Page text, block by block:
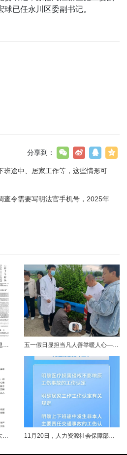
已任永川区委副书记。
分享到：
班途中、居家工作等，这些情形可
查令需要写明法官手机号，2025年
11月14日，女婴“小洛熙”在宁波大学附属妇女儿童医院接受心脏手术后不幸离世，连日来牵动着很多人的心，引发社会关注。记者了解到，从11月17日起，宁波市就成立了调查组并进行全面调查。12月14日，初步调查结果公布，相关人员受到处理。根据家属要求，宁波市委托湖北崇新司法鉴定中心进行尸检。12月19日，在第三方公证机构公证下，尸检报告移交“小洛熙”家属。针对家属就手术治疗过程提出的质疑，根据《医疗事故...... 11月20日，人力资源社会保障部对外发布关于执行《工伤保险条例》若干问题的意见（三），进一步解决工伤保险实践问题，更好保障职工和用人单位合法权益。意见（三）明确职工工伤医疗救治中受到医疗侵权、居家工作、上下班途中发生非本人主要责任交通事故等5类情形工伤认定及认定依据。其中包括：职工因工作原因受到事故伤害或患职业病，在治疗过程中，医疗机构的医疗侵权并不影响原工伤事故或职业病的工伤认定；按照单位安排居......